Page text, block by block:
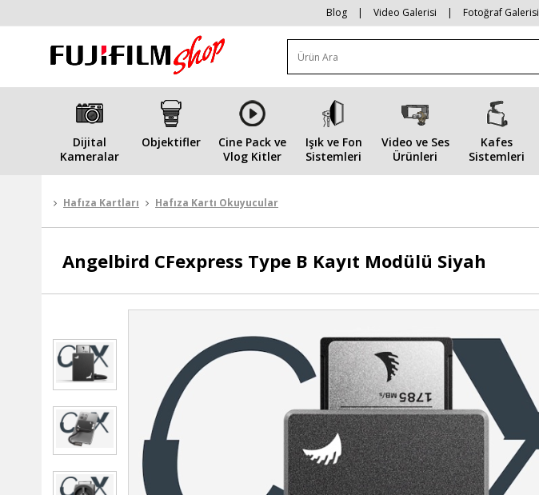
Blog | Video Galerisi | Fotoğraf Galerisi
Dijital
Kameralar
Objektifler
Cine Pack ve
Vlog Kitler
Işık ve Fon
Sistemleri
Video ve Ses
Ürünleri
Kafes
Sistemleri
Hafıza Kartları Hafıza Kartı Okuyucular
Angelbird CFexpress Type B Kayıt Modülü Siyah